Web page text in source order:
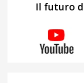
Il futuro